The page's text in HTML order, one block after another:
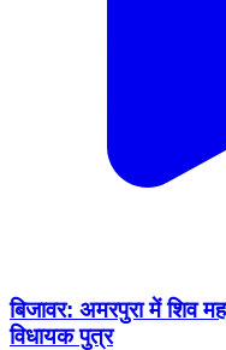
बिजावर: अमरपुरा में शिव
विधायक पुत्र